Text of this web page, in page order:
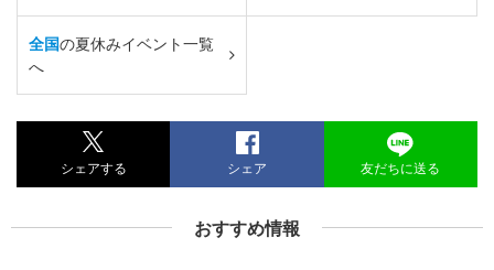
全国の夏休みイベント一覧
へ
シェアする シェア 友だちに送る
おすすめ情報